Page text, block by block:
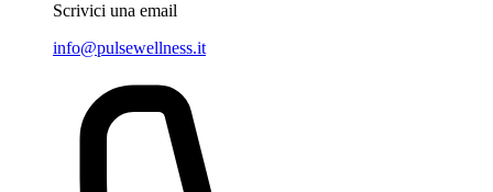
Scrivici una email
info@pulsewellness.it